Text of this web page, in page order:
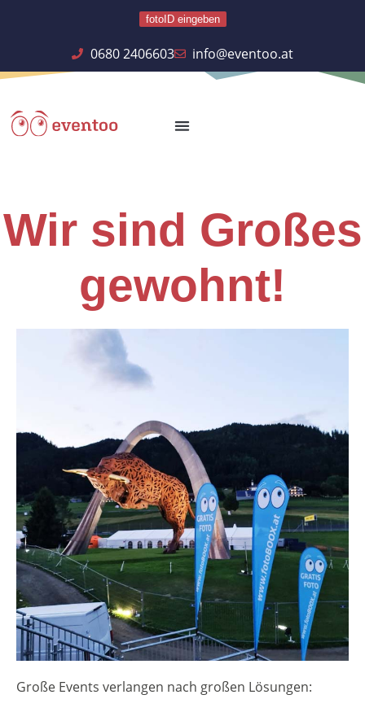
fotoID eingeben
0680 2406603 info@eventoo.at
Wir sind Großes
gewohnt!
Große Events verlangen nach großen Lösungen: